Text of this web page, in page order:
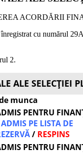
ACORDĂRII
cu numărul
2.
ALE SELECȚIEI
munca
PENTRU
ADMIS PE LISTA DE
/ RESPINS
PENTRU